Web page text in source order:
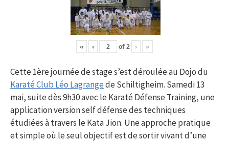
« ‹ of2 › »
Cette 1ère journée de stage s’est déroulée au Dojo du
Karaté Club Léo Lagrangede Schiltigheim. Samedi 13
mai, suite dès 9h30 avec le Karaté Défense Training, une
application version self défense des techniques
étudiées à travers le Kata Jion. Une approche pratique
et simple où le seul objectif est de sortir vivant d’une